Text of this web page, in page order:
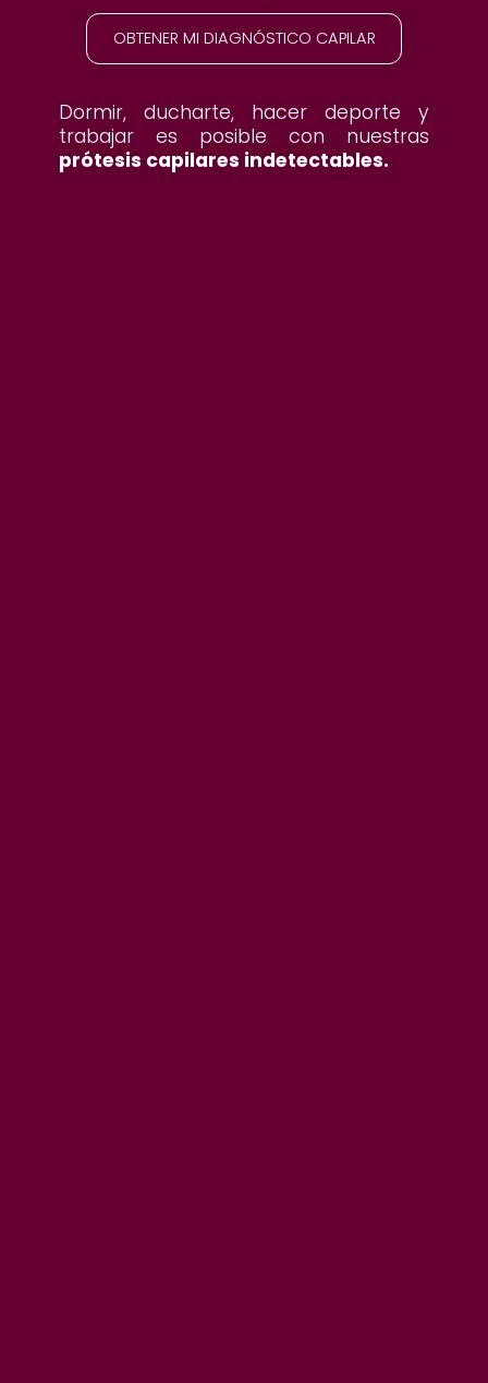
OBTENER MI DIAGNÓSTICO CAPILAR
Dormir, ducharte, hacer deporte y
trabajar es posible con nuestras
prótesis capilares indetectables.